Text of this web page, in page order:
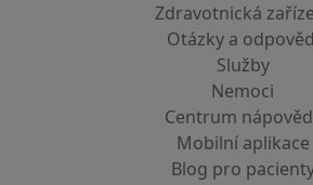
Zdravotnická
Otázky a
Služby
Nemoci
Centrum
Mobilní aplikace
Blog pro